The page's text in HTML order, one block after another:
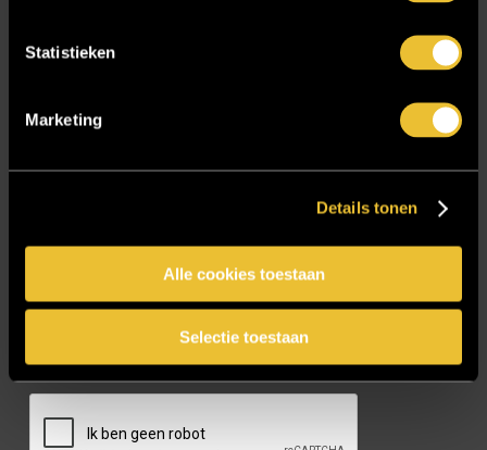
Statistieken
Marketing
Details tonen
Alle cookies toestaan
Selectie toestaan
Vacatures
CAPTCHA